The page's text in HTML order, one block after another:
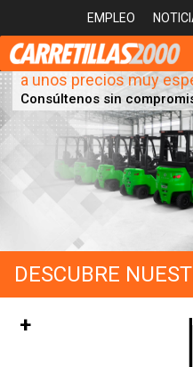
EMPLEO
Disponemos de un
de equipos nuevos en
a unos precios muy
Consúltenos sin
DESCUBRE